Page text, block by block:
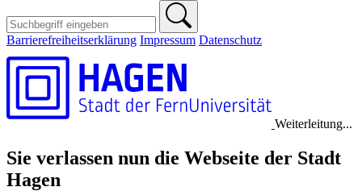
Barrierefreiheitserklärung Impressum Datenschutz
Weiterleitung...
Sie verlassen nun die Webseite der Stadt
Hagen